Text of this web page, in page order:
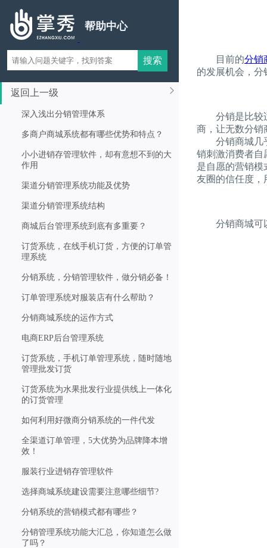
帮助中心
返回上一级
深入浅出分销管理体系
多商户商城系统都有哪些优势和特点？
小小进销存管理软件，却有意想不到的大
作用
渠道分销管理系统功能及优势
渠道分销管理系统结构
商城后台管理系统到底有多重要？
订货系统，在线手机订货，方便的订单管
理系统
分销系统，分销管理软件，做分销必备！
订单管理系统对服装店有什么帮助？
分销商城系统的运作方式
电商ERP后台管理系统
订货系统，手机订单管理系统，随时随地
管理批发订货
订货系统为水果批发行业提供线上一体化
的订货管理
如何利用好微商分销系统的一件代发
全渠道订单管理，5大优势为品牌降本增
效！
服装行业进销存管理软件
选择商城系统建设需要注意哪些细节?
分销系统的营销模式都有哪些？
分销管理系统功能大汇总，你知道怎么做
了吗？
目前的分销
的发展机会，
分销是比较适
商，让无数分销
分销商城几乎
销刺激消费者自
是自愿的营销
友圈的信任度，
分销商城可